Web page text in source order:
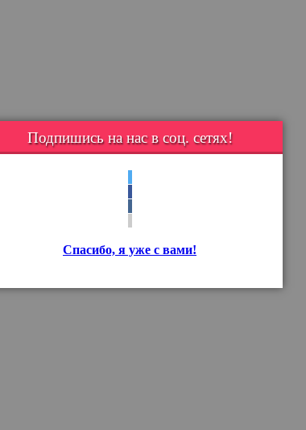
Подпишись на нас в соц. сетях!
Спасибо, я уже с вами!